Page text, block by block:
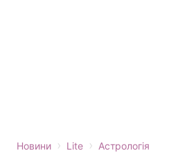
Новини › Lite › Астрологія